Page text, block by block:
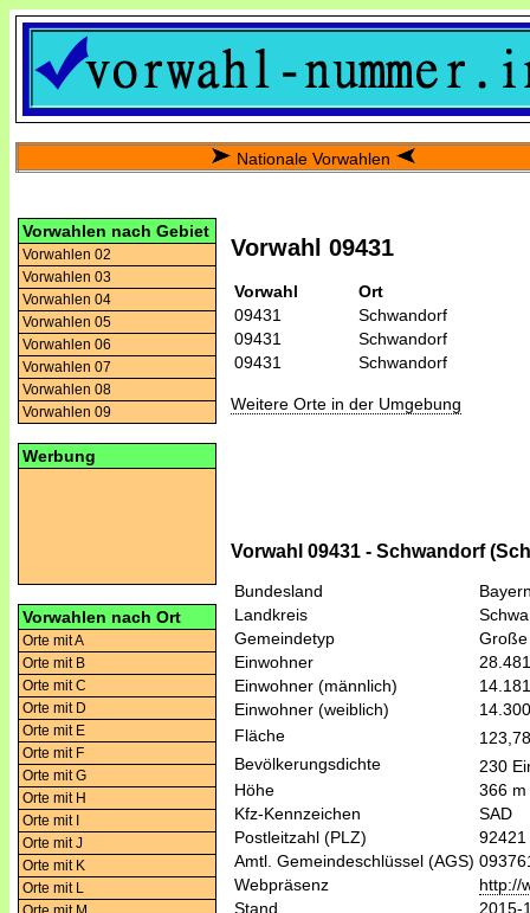
Nationale Vorwahlen
Vorwahlen nach Gebiet
Vorwahlen 02
Vorwahlen 03
Vorwahlen 04
Vorwahlen 05
Vorwahlen 06
Vorwahlen 07
Vorwahlen 08
Vorwahlen 09
Werbung
Vorwahlen nach Ort
Orte mit A
Orte mit B
Orte mit C
Orte mit D
Orte mit E
Orte mit F
Orte mit G
Orte mit H
Orte mit I
Orte mit J
Orte mit K
Orte mit L
Vorwahl 09431
Vorwahl
Ort
09431
Schwandorf
09431
Schwandorf
09431
Schwandorf
Weitere Orte in der Umgebung
Vorwahl 09431 - Schwandorf
Bundesland
Landkreis
Gemeindetyp
Einwohner
28.481
Einwohner (männlich)
14.181
Einwohner (weiblich)
14.300
Fläche
Bevölkerungsdichte
230
Höhe
366 m
Kfz-Kennzeichen
SAD
Postleitzahl (PLZ)
92421
Amtl. Gemeindeschlüssel (AGS)
Webpräsenz
http://
Stand
2015-